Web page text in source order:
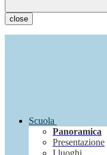
close
Scuola
Panoramica
Presentazione